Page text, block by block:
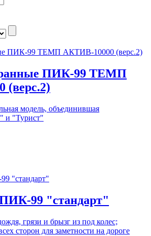
ПИК-99 ТЕМП
(верс.2)
модель, объединившая
и "Турист"
99 "стандарт"
грязи и брызг из под колес;
сторон для заметности на дороге